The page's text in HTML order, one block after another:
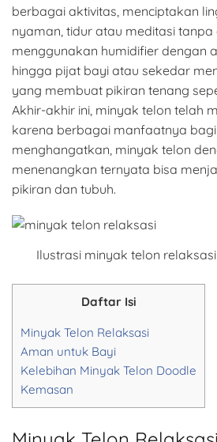
berbagai aktivitas, menciptakan
nyaman, tidur atau meditasi tanpa
menggunakan humidifier dengan
hingga pijat bayi atau sekedar
yang membuat pikiran tenang
Akhir-akhir ini, minyak telon telah
karena berbagai manfaatnya bagi
menghangatkan, minyak telon
menenangkan ternyata bisa
pikiran dan tubuh.
Ilustrasi minyak telon
Daftar Isi
Minyak Telon Relaksasi
Aman untuk Bayi
Kelebihan Minyak Telon Doodle
Kemasan